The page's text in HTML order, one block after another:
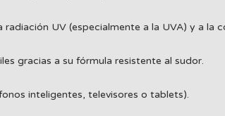
UV (especialmente a la UVA) y a la
gracias a su fórmula resistente al sudor.
inteligentes, televisores o tablets).